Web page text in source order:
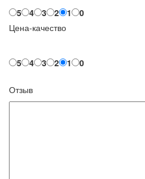
5 4 3 2 1
0
Цена-качество
5 4 3 2 1 0
Отзыв